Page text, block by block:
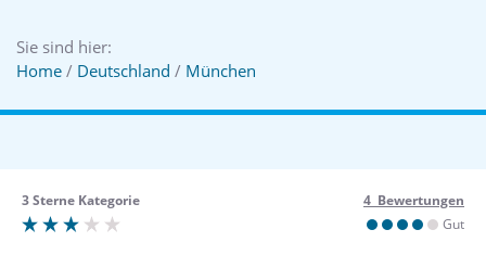
Sie sind hier:
Home / Deutschland / München
3 Sterne Kategorie
4 Bewertungen
Gut